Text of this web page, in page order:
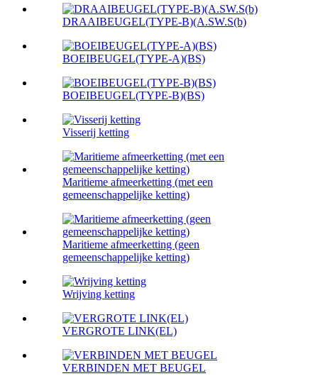
DRAAIBEUGEL(TYPE-B)(A.SW.S(b)
BOEIBEUGEL(TYPE-A)(BS)
BOEIBEUGEL(TYPE-B)(BS)
Visserij ketting
Maritieme afmeerketting (met een
gemeenschappelijke ketting)
Maritieme afmeerketting (geen
gemeenschappelijke ketting)
Wrijving ketting
VERGROTE LINK(EL)
VERBINDEN MET BEUGEL